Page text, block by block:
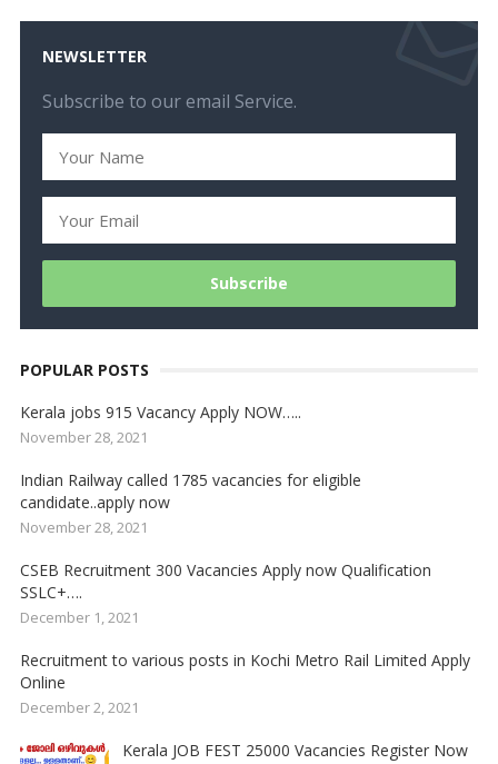
NEWSLETTER
Subscribe to our email Service.
POPULAR POSTS
Kerala jobs 915 Vacancy Apply NOW…..
November 28, 2021
Indian Railway called 1785 vacancies for eligible
candidate..apply now
November 28, 2021
CSEB Recruitment 300 Vacancies Apply now Qualification
SSLC+….
December 1, 2021
Recruitment to various posts in Kochi Metro Rail Limited Apply
Online
December 2, 2021
Kerala JOB FEST 25000 Vacancies Register Now